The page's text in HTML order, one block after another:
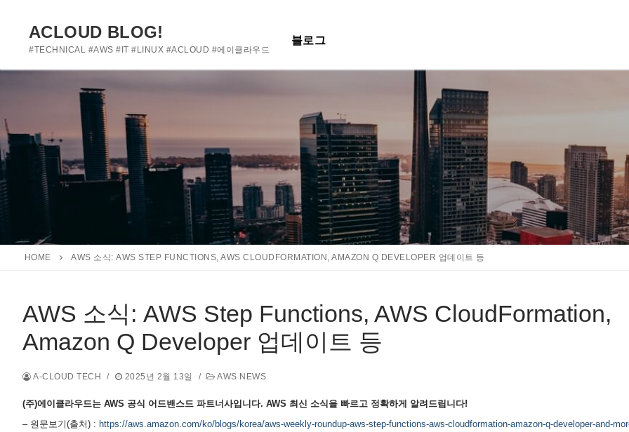
기
ACLOUD BLOG!
#TECHNICAL #AWS #IT #LINUX #ACLOUD #에이클라우드
블로그
HOME AWS 소식: AWS STEP FUNCTIONS, AWS CLOUDFORMATION, AMAZON Q DEVELOPER 업데이트 등
AWS 소식: AWS Step Functions, AWS CloudFormation,
Amazon Q Developer 업데이트 등
A-CLOUD TECH / 2025년 2월 13일 / AWS NEWS
(주)에이클라우드는 AWS 공식 어드밴스드 파트너사입니다. AWS 최신 소식을 빠르고 정확하게 알려드립니다!
– 원문보기(출처) : https://aws.amazon.com/ko/blogs/korea/aws-weekly-roundup-aws-step-functions-aws-cloudformation-amazon-q-developer-and-